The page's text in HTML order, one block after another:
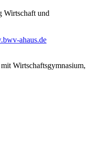
Wirtschaft und
ahaus.de
Wirtschaftsgymnasium,